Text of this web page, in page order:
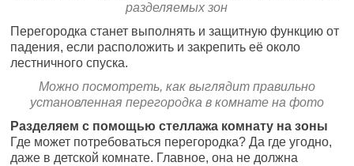
разделяемых зон
Перегородка станет выполнять и защитную функцию от
падения, если расположить и закрепить её около
лестничного спуска.
Можно посмотреть, как выглядит правильно
установленная перегородка в комнате на фото
Разделяем с помощью стеллажа комнату на зоны
Где может потребоваться перегородка? Да где угодно,
даже в детской комнате. Главное, она не должна